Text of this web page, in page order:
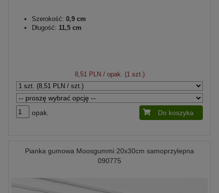
Szerokość: 0,9 cm
Długość: 11,5 cm
8,51 PLN / opak. (1 szt.)
opak. Do koszyka
Pianka gumowa Moosgummi 20x30cm samoprzylepna
090775